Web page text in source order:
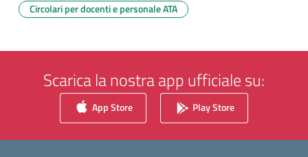
Circolari per docenti e personale ATA
Scarica la nostra app ufficiale su:
App Store Play Store